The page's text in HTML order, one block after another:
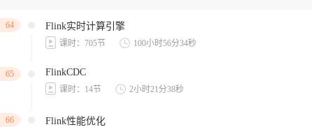
64 Flink实时计算引擎
课时：705节 100小时56分34秒
65 FlinkCDC
课时：14节 2小时21分38秒
66 Flink性能优化